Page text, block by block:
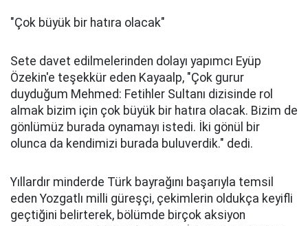
"Çok büyük bir hatıra olacak"
Sete davet edilmelerinden dolayı yapımcı Eyüp
Özekin'e teşekkür eden Kayaalp, "Çok gurur
duyduğum Mehmed: Fetihler Sultanı dizisinde rol
almak bizim için çok büyük bir hatıra olacak. Bizim de
gönlümüz burada oynamayı istedi. İki gönül bir
olunca da kendimizi burada buluverdik." dedi.
Yıllardır minderde Türk bayrağını başarıyla temsil
eden Yozgatlı milli güreşçi, çekimlerin oldukça keyifli
geçtiğini belirterek, bölümde birçok aksiyon